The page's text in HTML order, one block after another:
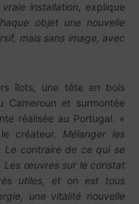
installation,
explique
objet une nouvelle
mais sans image, avec
îlots, une tête en bois
et surmontée
réalisée au Portugal. «
créateur. Mélanger les
Le contraire de ce qui se
Les œuvres sur le constat
utiles, et on est tous
une vitalité nouvelle